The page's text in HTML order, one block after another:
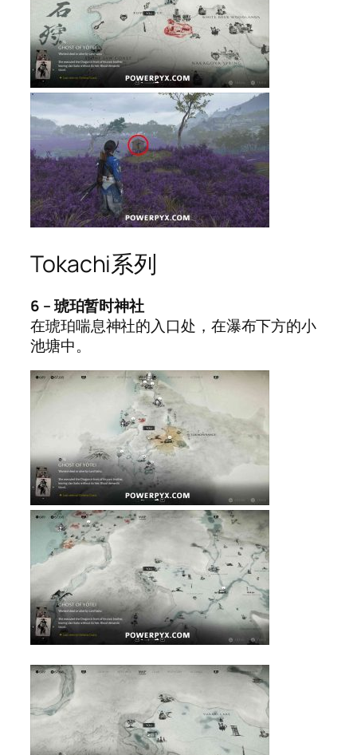
Tokachi系列
6 – 琥珀暂时神社
在琥珀喘息神社的入口处，在瀑布下方的小
池塘中。